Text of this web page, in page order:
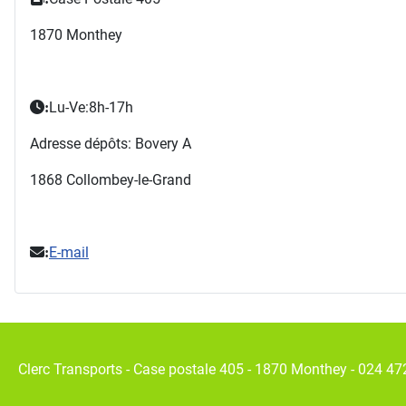
1870 Monthey
:Lu-Ve:8h-17h
Adresse dépôts: Bovery A
1868 Collombey-le-Grand
:E-mail
Clerc Transports - Case postale 405 - 1870 Monthey - 024